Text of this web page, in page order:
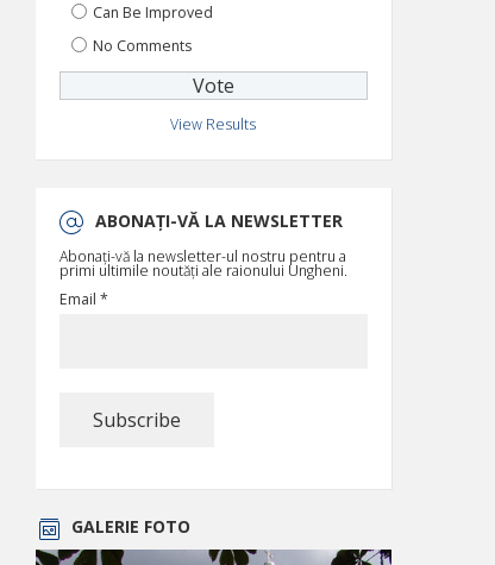
Can Be Improved
No Comments
View Results
ABONAȚI-VĂ LA NEWSLETTER
Abonați-vă la newsletter-ul nostru pentru a
primi ultimile noutăți ale raionului Ungheni.
Email *
GALERIE FOTO